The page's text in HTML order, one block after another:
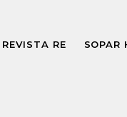
REVISTA RE SOPAR